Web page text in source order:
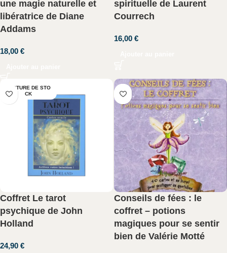
une magie naturelle et
libératrice de Diane
Addams
18,00 €
spirituelle de Laurent
Courrech
16,00 €
RUPTURE DE STO
CK
Coffret Le tarot
psychique de John
Holland
24,90 €
Conseils de fées : le
coffret – potions
magiques pour se sentir
bien de Valérie Motté